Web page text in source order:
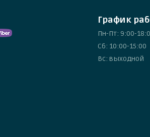
График
Пн-Пт: 9:00-
Сб: 10:00-15:00
Вс: выходной